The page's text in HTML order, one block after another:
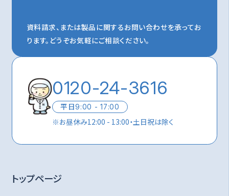
資料請求、または製品に関するお問い合わせを承ってお
ります。 どうぞお気軽にご相談ください。
0120-24-3616
平日9:00 - 17:00
※お昼休み12:00 - 13:00・土日祝は除く
トップページ